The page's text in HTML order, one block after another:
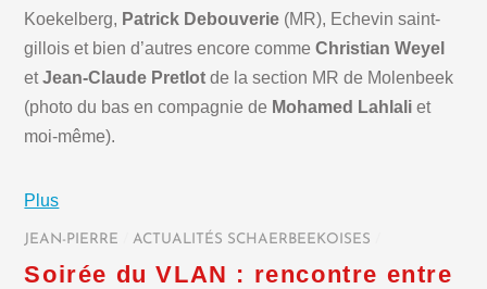
Koekelberg, Patrick Debouverie (MR), Echevin saint-
gillois et bien d’autres encore commeChristian Weyel
etJean-Claude Pretlot de la section MR de Molenbeek
(photo du bas en compagnie de Mohamed Lahlali et
moi-même).
Plus
JEAN-PIERRE ACTUALITÉS SCHAERBEEKOISES
Soirée du VLAN : rencontre entre